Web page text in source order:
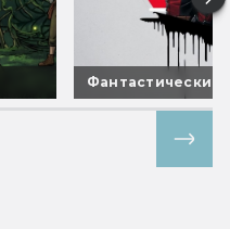
Фантастические